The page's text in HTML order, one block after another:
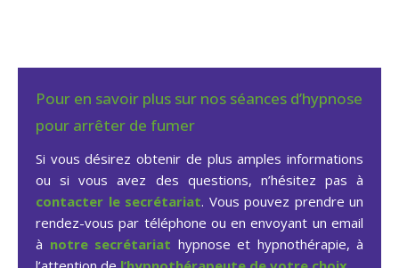
Pour en savoir plus sur nos séances d’hypnose
pour arrêter de fumer
Si vous désirez obtenir de plus amples informations
ou si vous avez des questions, n’hésitez pas à
contacter le secrétariat. Vous pouvez prendre un
rendez-vous par téléphone ou en envoyant un email
à notre secrétariat hypnose et hypnothérapie, à